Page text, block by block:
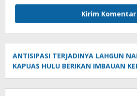
ANTISIPASI TERJADINYA LAHGUN
KAPUAS HULU BERIKAN IMBAUAN